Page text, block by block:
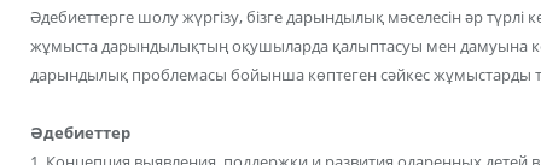
Әдебиеттерге шолу жүргізу, бізге дарындылық мәселесін әр түрлі
жұмыста дарындылықтың оқушыларда қалыптасуы мен дамуына
дарындылық проблемасы бойынша көптеген сәйкес жұмыстарды
Әдебиеттер